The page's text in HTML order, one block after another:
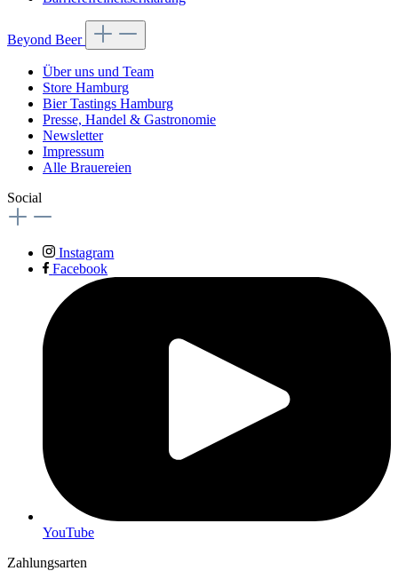
Beyond Beer
Über uns und Team
Store Hamburg
Bier Tastings Hamburg
Presse, Handel & Gastronomie
Newsletter
Impressum
Alle Brauereien
Social
Instagram
Facebook
YouTube
Zahlungsarten